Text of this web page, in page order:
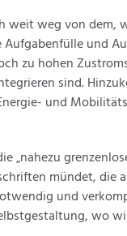
weit weg von dem,
und
zu hohen
sind.
und
„nahezu
mündet, die
und
wo